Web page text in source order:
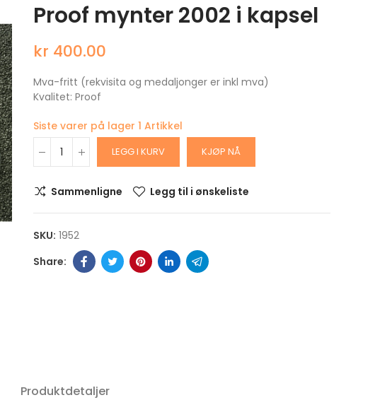
Proof mynter 2002 i kapsel
kr 400.00
Mva-fritt (rekvisita og medaljonger er inkl mva)
Kvalitet: Proof
Siste varer på lager 1 Artikkel
LEGG I KURV KJØP NÅ
Sammenligne Legg til i ønskeliste
SKU: 1952
Produktdetaljer